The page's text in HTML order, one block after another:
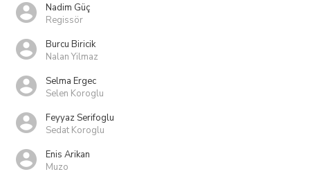
Nadim Güç
Regissör
Burcu Biricik
Nalan Yilmaz
Selma Ergec
Selen Koroglu
Feyyaz Serifoglu
Sedat Koroglu
Enis Arikan
Muzo